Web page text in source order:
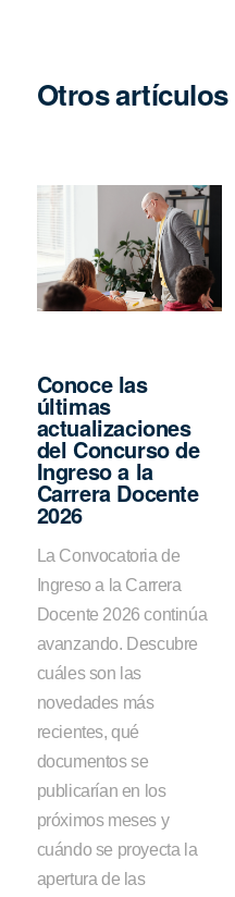
Otros artículos
Conoce las
últimas
actualizaciones
del Concurso de
Ingreso a la
Carrera Docente
2026
La Convocatoria de
Ingreso a la Carrera
Docente 2026 continúa
avanzando. Descubre
cuáles son las
novedades más
recientes, qué
documentos se
publicarían en los
próximos meses y
cuándo se proyecta la
apertura de las